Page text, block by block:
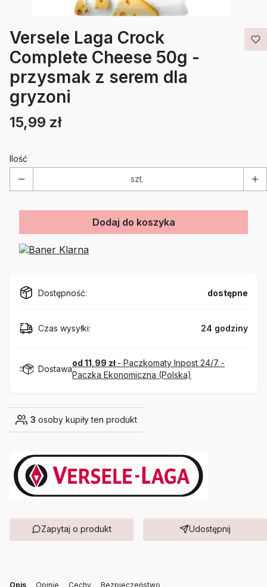
Versele Laga Crock
Complete Cheese 50g -
przysmak z serem dla
gryzoni
Etykiety
Cena
15,99 zł
Ilość
szt.
Dodaj do koszyka
Dostępność: dostępne
Czas wysyłki: 24 godziny
Dostawa
od 11,99 zł - Paczkomaty Inpost 24/7 -
Paczka Ekonomiczna (Polska)
3 osoby kupiły ten produkt
Zapytaj o produkt Udostępnij
Opis Opinie Cechy Bezpieczeństwo